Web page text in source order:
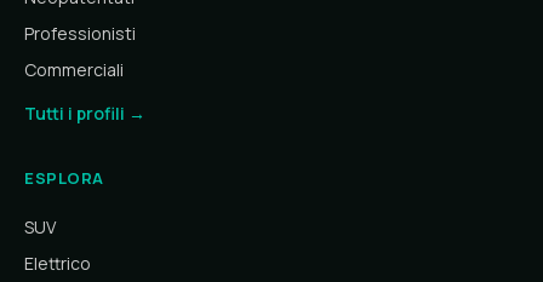
Professionisti
Commerciali
Tutti i profili →
ESPLORA
SUV
Elettrico